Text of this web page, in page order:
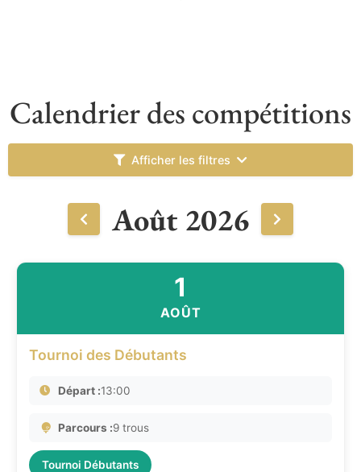
Calendrier des compétitions
Afficher les filtres
Août 2026
1
AOÛT
Tournoi des Débutants
Départ :13:00
Parcours :9 trous
Tournoi Débutants